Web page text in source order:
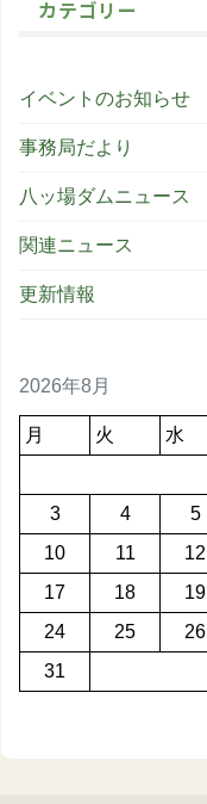
カテゴリー
イベントのお知らせ
事務局だより
八ッ場ダムニュース
関連ニュース
更新情報
2026年8月
月 火 水
3
4 5
10
11 12
17
18 19
24
25 26
31